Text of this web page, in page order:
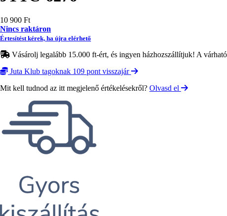
10 900 Ft
Nincs raktáron
Értesítést kérek, ha újra elérhető
Vásárolj legalább 15.000 ft-ért, és ingyen házhozszállítjuk! A
Juta Klub tagoknak 109 pont visszajár
Mit kell tudnod az itt megjelenő értékelésekről? Olvasd el